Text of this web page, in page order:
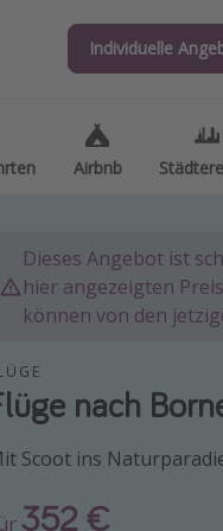
Individuelle
Airbnb
Individuelle
Airbnb
Dieses Angebot ist
hier angezeigten
können von den
nach
Scoot ins
352 €